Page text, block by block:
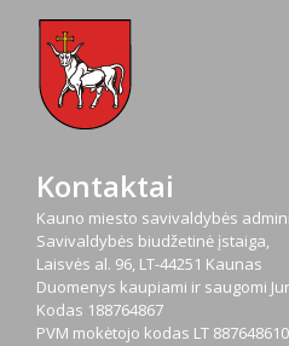
Kontaktai
Kauno miesto savivaldybės
Savivaldybės biudžetinė įstaiga,
Laisvės al. 96, LT-44251 Kaunas
Duomenys kaupiami ir saugomi
Kodas 188764867
PVM mokėtojo kodas LT 887648610